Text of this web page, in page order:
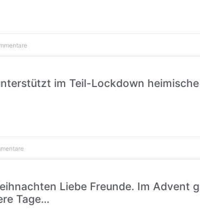
im Teil-Lockdown heimische
Liebe Freunde. Im Advent
Tage…